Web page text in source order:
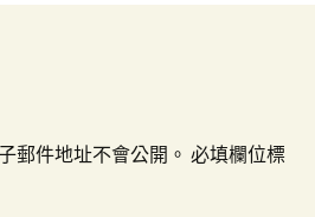
郵件地址不會公開。 必填欄位標